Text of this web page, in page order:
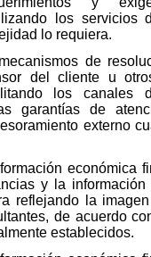
los servicios
lo requiera.
de
del cliente u
los canales
garantías de
externo
económica
y la información
reflejando la
de acuerdo
establecidos.